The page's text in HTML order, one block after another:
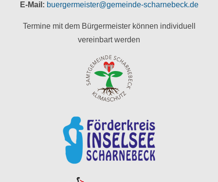
E-Mail: buergermeister@gemeinde-scharnebeck.de
Termine mit dem Bürgermeister können individuell
vereinbart werden